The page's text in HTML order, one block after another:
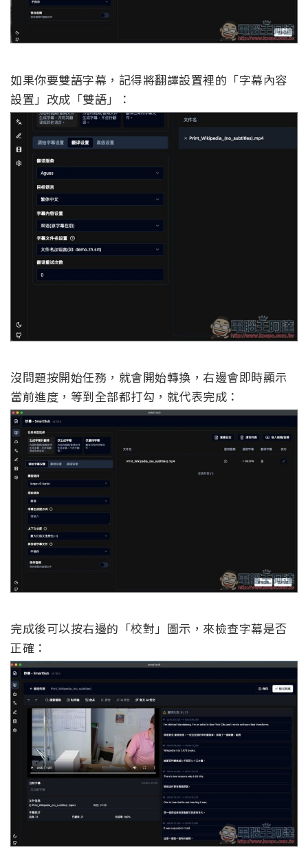
如果你要雙語字幕，記得將翻譯設置裡的「字幕內容
設置」改成「雙語」：
沒問題按開始任務，就會開始轉換，右邊會即時顯示
當前進度，等到全部都打勾，就代表完成：
完成後可以按右邊的「校對」圖示，來檢查字幕是否
正確：